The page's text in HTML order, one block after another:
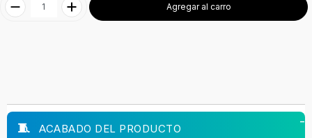
Agregar al carro
ACABADO DEL PRODUCTO